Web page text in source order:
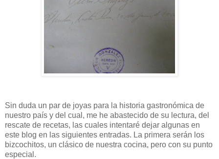
Sin duda un par de joyas para la historia gastronómica de
nuestro país y del cual, me he abastecido de su lectura, del
rescate de recetas, las cuales intentaré dejar algunas en
este blog en las siguientes entradas. La primera serán los
bizcochitos, un clásico de nuestra cocina, pero con su punto
especial.